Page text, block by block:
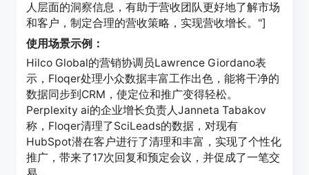
人层面的洞察信息，有助于营收团队更好地了解市场
和客户，制定合理的营收策略，实现营收增长。"]
使用场景示例：
Hilco Global的营销协调员Lawrence Giordano表
示，Floqer处理小众数据丰富工作出色，能将干净的
数据同步到CRM，使定位和推广变得轻松。
Perplexity ai的企业增长负责人Janneta Tabakov
称，Floqer清理了SciLeads的数据，对现有
HubSpot潜在客户进行了清理和丰富，实现了个性化
推广，带来了17次回复和预定会议，并促成了一笔交